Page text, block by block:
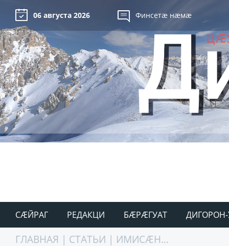
06 августа 2026 Финсетæ нæмæ
СÆЙРАГ РЕДАКЦИ БÆРÆГУАТ ДИГОРОН-
ГЛАВНАЯ | СТАТЬИ | ИМИСÆН…